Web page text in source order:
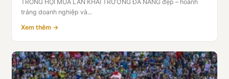
TRỐNG HỘI MÚA LÂN KHAI TRƯƠNG ĐÀ NẴNG đẹp – hoành
tráng doanh nghiệp và...
Xem thêm →